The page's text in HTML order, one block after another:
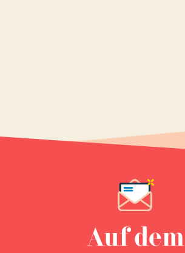
Auf dem